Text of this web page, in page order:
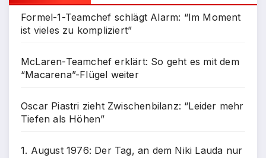
Formel-1-Teamchef schlägt Alarm: “Im Moment
ist vieles zu kompliziert”
McLaren-Teamchef erklärt: So geht es mit dem
“Macarena”-Flügel weiter
Oscar Piastri zieht Zwischenbilanz: “Leider mehr
Tiefen als Höhen”
1. August 1976: Der Tag, an dem Niki Lauda nur